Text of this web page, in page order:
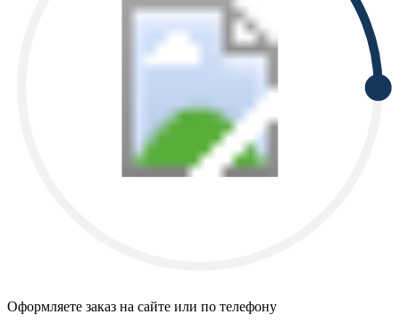
Оформляете заказ на сайте или по телефону